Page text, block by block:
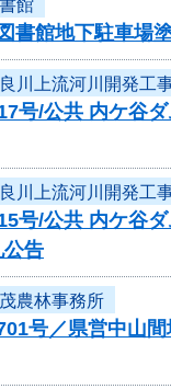
館
書館地下駐車
川上流河川開発工
号/公共 内ケ
川上流河川開発工
15号/公共 内ケ
公告
農林事務所
号／県営中山